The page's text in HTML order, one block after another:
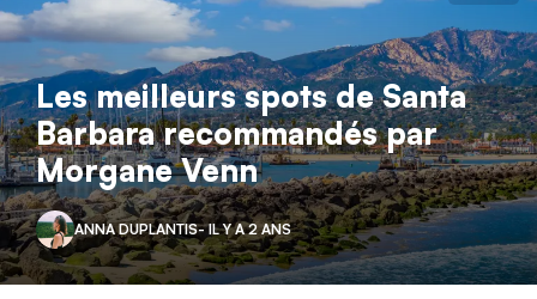
Les meilleurs spots de Santa
Barbara recommandés par
Morgane Venn
ANNA DUPLANTIS- IL Y A 2 ANS